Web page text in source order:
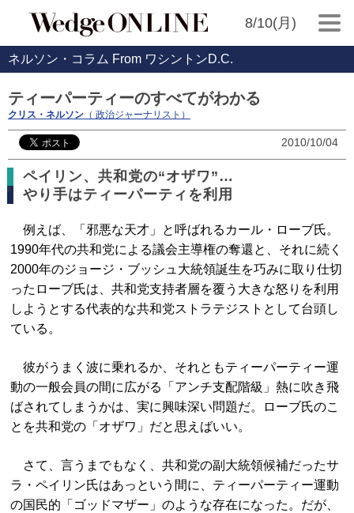
8/10(月)
ネルソン・コラム From ワシントンD.C.
ティーパーティーのすべてがわかる
クリス・ネルソン （ 政治ジャーナリスト）
2010/10/04
ペイリン、共和党の“オザワ”…
やり手はティーパーティを利用
例えば、「邪悪な天才」と呼ばれるカール・ローブ氏。
1990年代の共和党による議会主導権の奪還と、それに続く
2000年のジョージ・ブッシュ大統領誕生を巧みに取り仕切
ったローブ氏は、共和党支持者層を覆う大きな怒りを利用
しようとする代表的な共和党ストラテジストとして台頭し
ている。
彼がうまく波に乗れるか、それともティーパーティー運
動の一般会員の間に広がる「アンチ支配階級」熱に吹き飛
ばされてしまうかは、実に興味深い問題だ。ローブ氏のこ
とを共和党の「オザワ」だと思えばいい。
さて、言うまでもなく、共和党の副大統領候補だったサ
ラ・ペイリン氏はあっという間に、ティーパーティー運動
の国民的「ゴッドマザー」のような存在になった。だが、